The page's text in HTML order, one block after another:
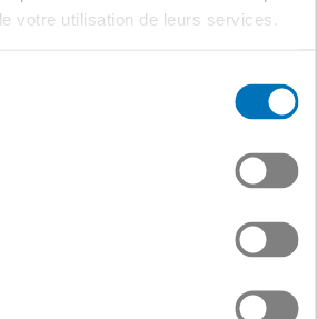
votre utilisation de leurs services.
mit Fokus auf